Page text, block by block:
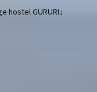
hostel GURURI」